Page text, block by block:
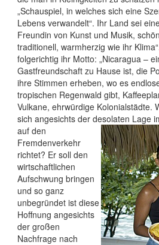
„Schauspiel, in welches sich eine
Lebens verwandelt“. Ihr Land sei
Freundin von Kunst und Musik,
traditionell, warmherzig wie ihr
folgerichtig ihr Motto: „Nicaragua –
Gastfreundschaft zu Hause ist, die
ihre Stimmen erheben, wo es
tropischen Regenwald gibt,
Vulkane, ehrwürdige Kolonialstädte.
sich angesichts der desolaten Lage
auf den
Fremdenverkehr
richtet? Er soll den
wirtschaftlichen
Aufschwung bringen
und so ganz
unbegründet ist diese
Hoffnung angesichts
der großen
Nachfrage nach